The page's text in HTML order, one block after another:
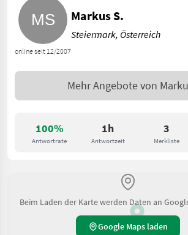
100%
Antwortrate
1h
Antwortzeit
3
Merkliste
online seit 12/2007
Markus S.
Steiermark, Österreich
Mehr Angebote von
Beim Laden der Karte werden Daten an
Google Maps laden